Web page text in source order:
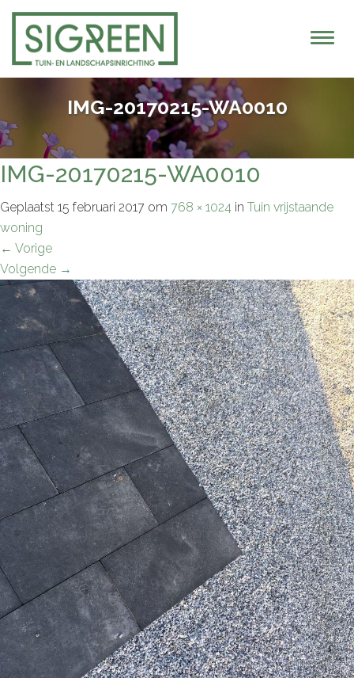
T
g
n
v
t
i
o
n
IMG-20170215-WA0010
IMG-20170215-WA0010
Geplaatst 15 februari 2017 om 768 × 1024 in Tuin vrijstaande
woning
← Vorige
Volgende →